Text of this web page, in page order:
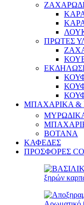
ΠΡΩΤΕΣ
ΜΠΑΧΑΡΙΚΑ
ΒΟΤΑΝΑ
ΚΑΦΕΔΕΣ
ΠΡΟΣΦΟΡΕΣ